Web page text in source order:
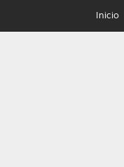
Inicio